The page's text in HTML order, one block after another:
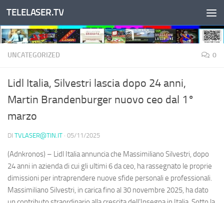
Salta al contenuto
TELELASER.TV
UNCATEGORIZED 0
Lidl Italia, Silvestri lascia dopo 24 anni,
Martin Brandenburger nuovo ceo dal 1°
marzo
DI TVLASER@TIN.IT · 05/11/2025
(Adnkronos) – Lidl Italia annuncia che Massimiliano Silvestri, dopo
24 anni in azienda di cui gli ultimi 6 da ceo, ha rassegnato le proprie
dimissioni per intraprendere nuove sfide personali e professionali.
Massimiliano Silvestri, in carica fino al 30 novembre 2025, ha dato